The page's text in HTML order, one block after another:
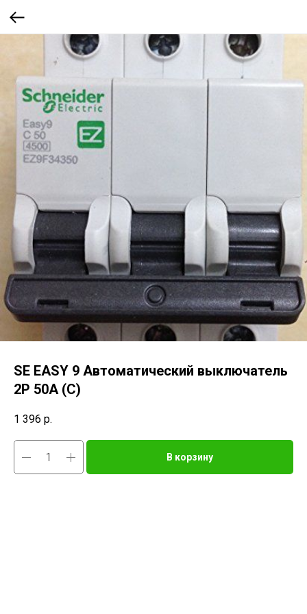
SE EASY 9 Автоматический выключатель
2P 50A (C)
1 396 р.
В корзину